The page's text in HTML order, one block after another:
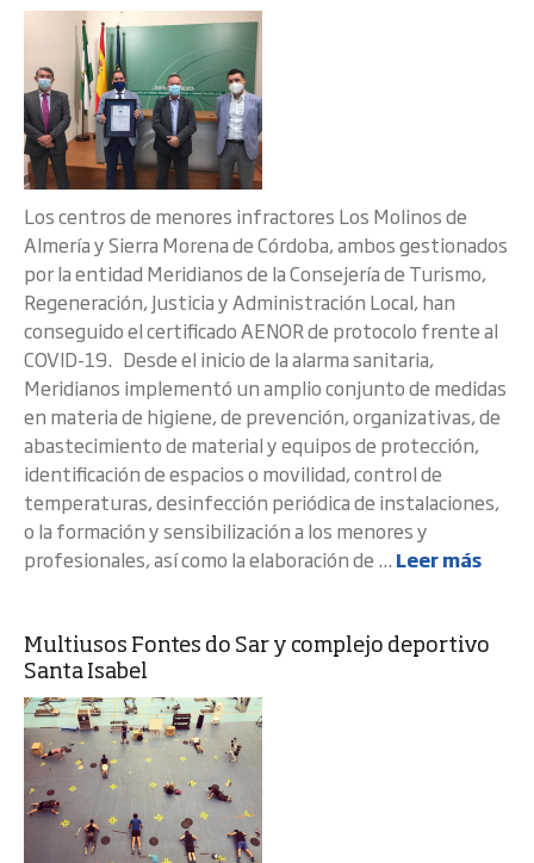
Los centros de menores infractores Los Molinos de
Almería y Sierra Morena de Córdoba, ambos gestionados
por la entidad Meridianos de la Consejería de Turismo,
Regeneración, Justicia y Administración Local, han
conseguido el certificado AENOR de protocolo frente al
COVID-19. Desde el inicio de la alarma sanitaria,
Meridianos implementó un amplio conjunto de medidas
en materia de higiene, de prevención, organizativas, de
abastecimiento de material y equipos de protección,
identificación de espacios o movilidad, control de
temperaturas, desinfección periódica de instalaciones,
o la formación y sensibilización a los menores y
profesionales, así como la elaboración de ... Leer más
Multiusos Fontes do Sar y complejo deportivo
Santa Isabel